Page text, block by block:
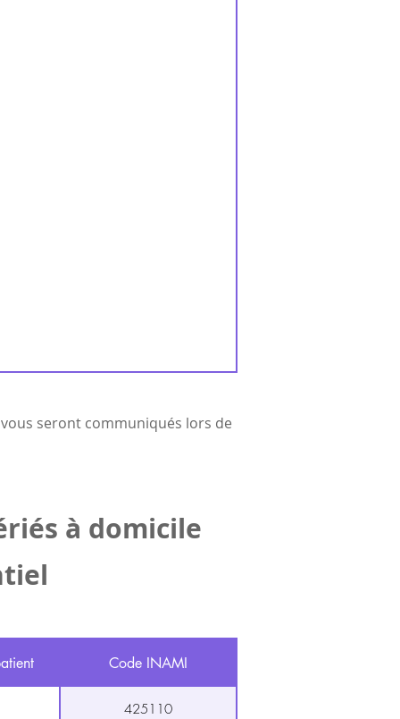
seront communiqués lors de
à domicile
Code INAMI
425110